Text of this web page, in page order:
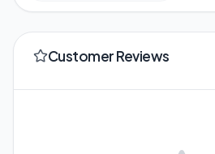
Customer Reviews